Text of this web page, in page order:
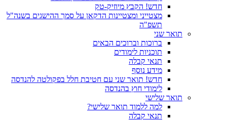
חדש! הקבץ מיוזיק-טק
מצטייני ומצטיינות הדקאן על סמך ההישגים בשנה"ל
תשפ"ה
תואר שני
ברוכות וברוכים הבאים
תוכניות לימודים
תנאי קבלה
מידע נוסף
חדש! תואר שני עם חטיבת חלל בפקולטה להנדסה
לימודי חוץ בהנדסה
תואר שלישי
למה ללמוד תואר שלישי?
תנאי קבלה